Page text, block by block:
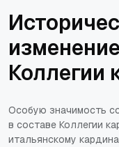
Коллегии
Особую значимость
в составе Коллегии
итальянскому